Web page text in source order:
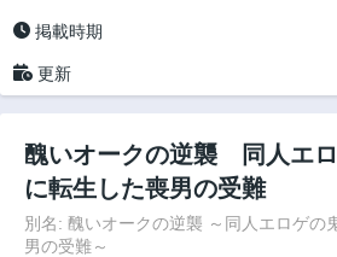
掲載時期
更新
醜いオークの逆襲 同人エ
に転生した喪男の受難
別名: 醜いオークの逆襲 ～同人エロゲの
男の受難～